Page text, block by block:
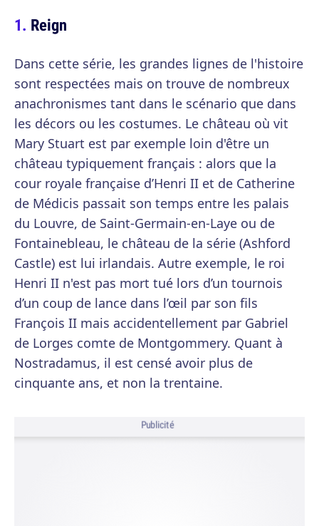
Reign
Dans cette série, les grandes lignes de l'histoire
sont respectées mais on trouve de nombreux
anachronismes tant dans le scénario que dans
les décors ou les costumes. Le château où vit
Mary Stuart est par exemple loin d'être un
château typiquement français : alors que la
cour royale française d’Henri II et de Catherine
de Médicis passait son temps entre les palais
du Louvre, de Saint-Germain-en-Laye ou de
Fontainebleau, le château de la série (Ashford
Castle) est lui irlandais. Autre exemple, le roi
Henri II n'est pas mort tué lors d’un tournois
d’un coup de lance dans l’œil par son fils
François II mais accidentellement par Gabriel
de Lorges comte de Montgommery. Quant à
Nostradamus, il est censé avoir plus de
cinquante ans, et non la trentaine.
Publicité